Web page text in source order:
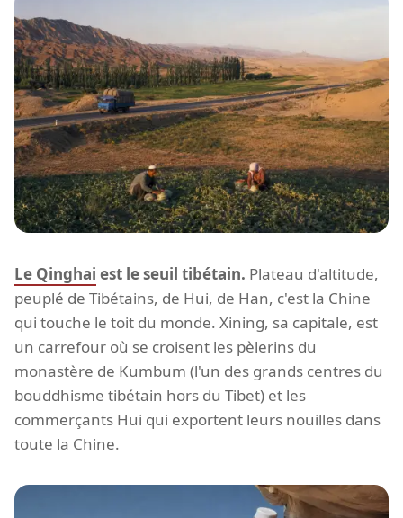
Le Qinghai est le seuil tibétain. Plateau d'altitude,
peuplé de Tibétains, de Hui, de Han, c'est la Chine
qui touche le toit du monde. Xining, sa capitale, est
un carrefour où se croisent les pèlerins du
monastère de Kumbum (l'un des grands centres du
bouddhisme tibétain hors du Tibet) et les
commerçants Hui qui exportent leurs nouilles dans
toute la Chine.